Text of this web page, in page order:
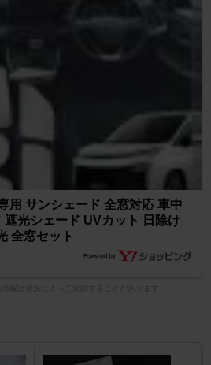
用 サンシェード 全窓対応 車中
光シェード UVカット 日除け
全窓セット